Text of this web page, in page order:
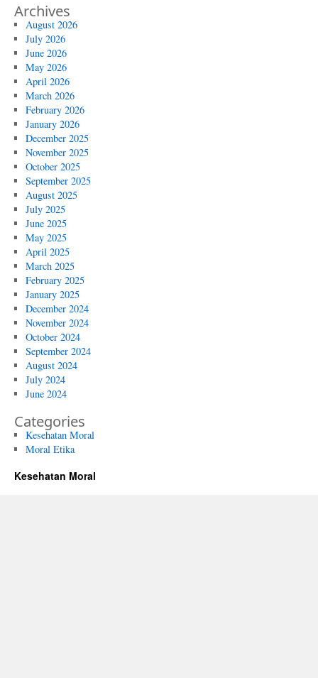
Archives
August 2026
July 2026
June 2026
May 2026
April 2026
March 2026
February 2026
January 2026
December 2025
November 2025
October 2025
September 2025
August 2025
July 2025
June 2025
May 2025
April 2025
March 2025
February 2025
January 2025
December 2024
November 2024
October 2024
September 2024
August 2024
July 2024
June 2024
Categories
Kesehatan Moral
Moral Etika
Kesehatan Moral